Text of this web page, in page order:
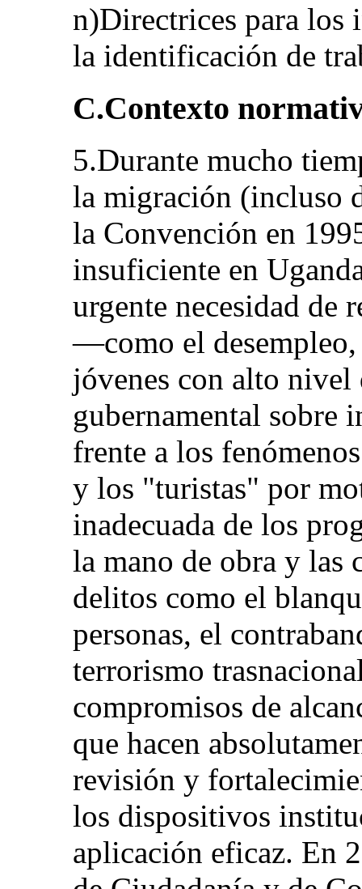
n)Directrices para los
la identificación de
C.Contexto
5.Durante mucho
la migración (incluso
la Convención en
insuficiente en
urgente necesidad de
—como el
jóvenes con alto
gubernamental sobre
frente a los
y los "turistas" por
inadecuada de los
la mano de obra y las
delitos como el
personas, el
terrorismo
compromisos de
que hacen
revisión y
los dispositivos
aplicación eficaz. En